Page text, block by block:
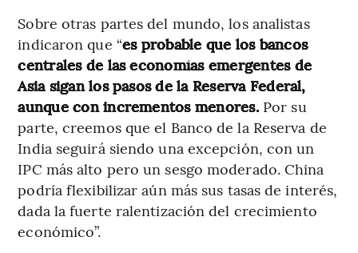
Sobre otras partes del mundo, los analistas
indicaron que “es probable que los bancos
centrales de las economías emergentes de
Asia sigan los pasos de la Reserva Federal,
aunque con incrementos menores. Por su
parte, creemos que el Banco de la Reserva de
India seguirá siendo una excepción, con un
IPC más alto pero un sesgo moderado. China
podría flexibilizar aún más sus tasas de interés,
dada la fuerte ralentización del crecimiento
económico”.